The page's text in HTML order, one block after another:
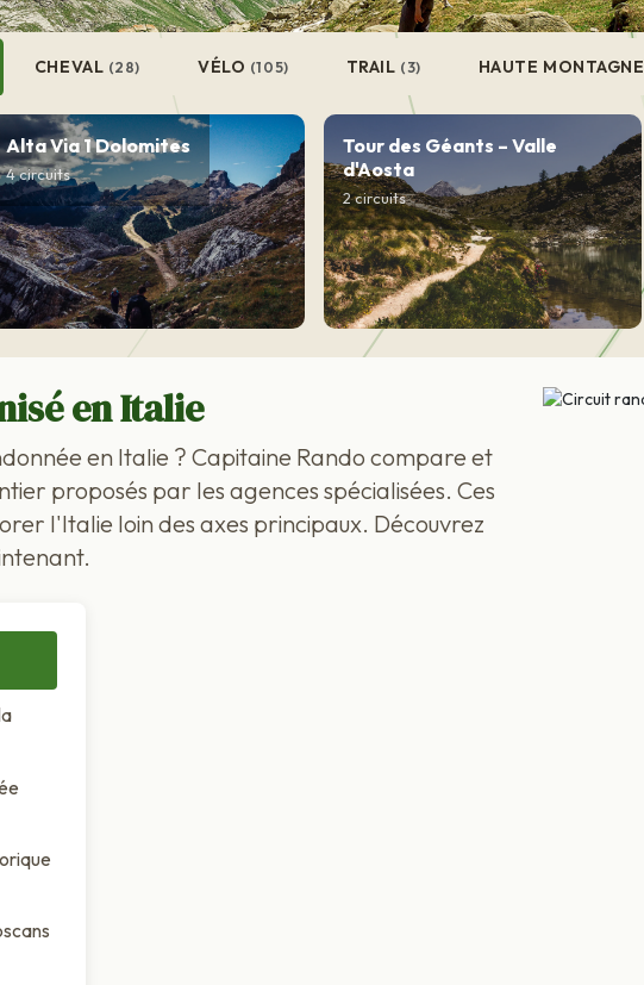
CHEVAL (28) VÉLO (105) TRAIL (3) HAUTE MONTAGNE
Alta Via 1 Dolomites
4 circuits
Tour des Géants – Valle
d'Aosta
2 circuits
en Italie
en Italie ? Capitaine Rando compare et
proposés par les agences spécialisées. Ces
l'Italie loin des axes principaux. Découvrez